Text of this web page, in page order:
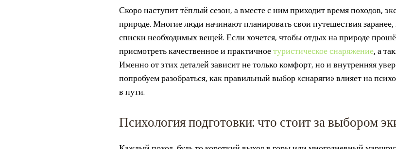
Скоро наступит тёплый сезон, а вместе с ним приходит время походов,
природе. Многие люди начинают планировать свои путешествия
списки необходимых вещей. Если хочется, чтобы отдых на природе
присмотреть качественное и практичноетуристическое снаряжение, а
Именно от этих деталей зависит не только комфорт, но и внутренняя
попробуем разобраться, как правильный выбор «снаряги» влияет на
в пути.
Психология подготовки: что стоит за выбором